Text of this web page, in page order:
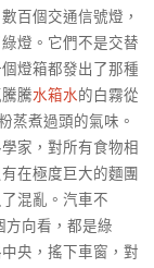
百個交通信號燈，
燈。它們不是交替
燈箱都發出了那種
騰水箱水的白霧從
蒸煮過頭的氣味。
家，對所有食物相
在極度巨大的麵團
混亂。汽車不
方向看，都是綠
央，搖下車窗，對